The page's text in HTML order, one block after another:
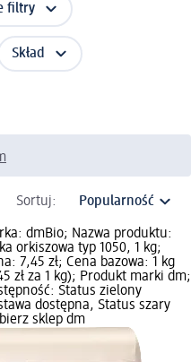
filtry
Skład
Sortuj:
dmBio; Nazwa produktu:
orkiszowa typ 1050, 1 kg;
7,45 zł; Cena bazowa: 1 kg
zł za 1 kg); Produkt marki dm;
Status zielony
dostępna, Status szary
sklep dm